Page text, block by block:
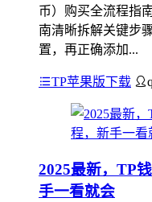
币）购买全流程指
南清晰拆解关键步
置，再正确添加...
TP苹果版下载
2025最新，TP
手一看就会